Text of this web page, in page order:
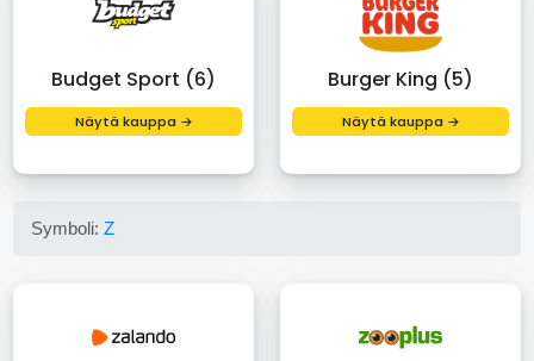
Budget Sport (6)
Näytä kauppa →
Burger King (5)
Näytä kauppa →
Symboli:Z